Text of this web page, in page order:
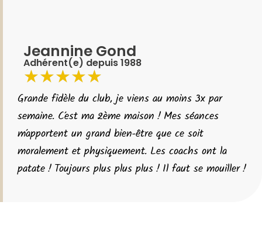
Jeannine Gond
Adhérent(e) depuis 1988
★★★★★
Grande fidèle du club, je viens au moins 3x par
semaine. C’est ma 2ème maison ! Mes séances
m’apportent un grand bien-être que ce soit
moralement et physiquement. Les coachs ont la
patate ! Toujours plus plus plus ! Il faut se mouiller !